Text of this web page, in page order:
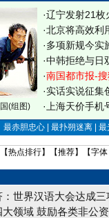
(组图)
·辽宁发射21枚
·北京将高效利
·多项新规今实
·中韩拒绝与日
·南国都市报-
·实话实说征集
· 上海天价手
最赤胆忠心 | 最扑朔迷离 |
热点排行】【推荐】【字体
世界汉语大会达成三
领域 鼓励各类非公